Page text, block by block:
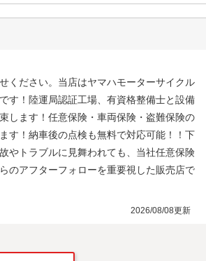
ください。当店はヤマハモーターサイクル
す！陸運局認証工場、有資格整備士と設備
します！任意保険・車両保険・盗難保険の
す！納車後の点検も無料で対応可能！！下
やトラブルに見舞われても、当社任意保険
のアフターフォローを重要視した販売店で
2026/08/08更新